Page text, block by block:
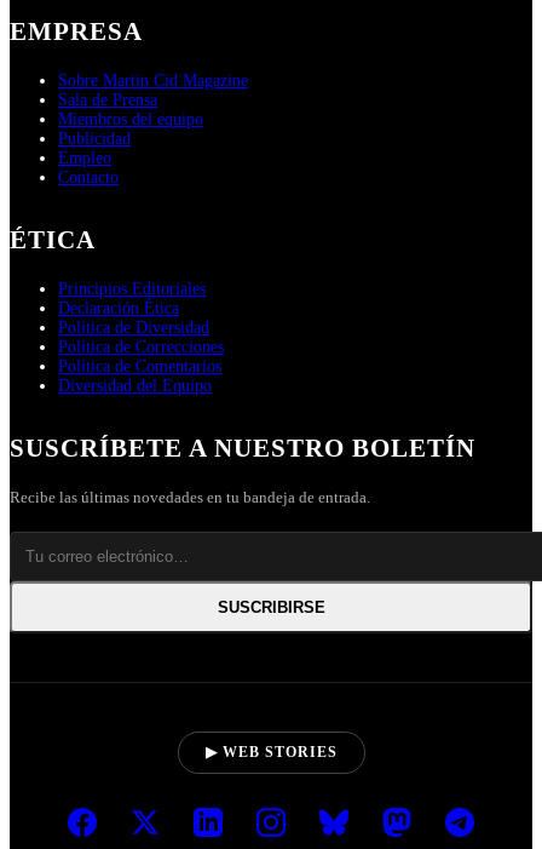
EMPRESA
Sobre Martin Cid Magazine
Sala de Prensa
Miembros del equipo
Publicidad
Empleo
Contacto
ÉTICA
Principios Editoriales
Declaración Ética
Política de Diversidad
Política de Correcciones
Política de Comentarios
Diversidad del Equipo
SUSCRÍBETE A NUESTRO BOLETÍN
Recibe las últimas novedades en tu bandeja de entrada.
SUSCRIBIRSE
▶ WEB STORIES